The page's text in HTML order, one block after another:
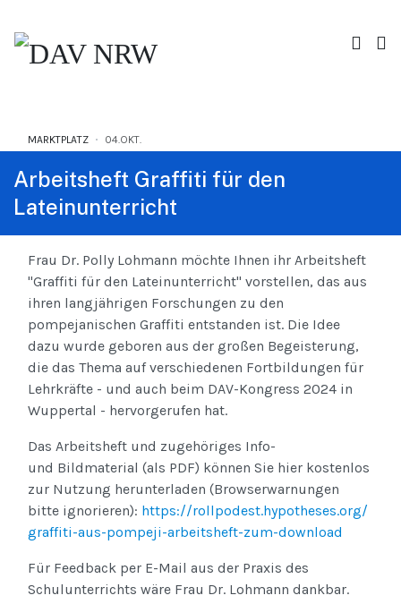
MARKTPLATZ 04.OKT.
Arbeitsheft Graffiti für den
Lateinunterricht
Frau Dr. Polly Lohmann möchte Ihnen ihr Arbeitsheft
"Graffiti für den Lateinunterricht" vorstellen, das aus
ihren langjährigen Forschungen zu den
pompejanischen Graffiti entstanden ist. Die Idee
dazu wurde geboren aus der großen Begeisterung,
die das Thema auf verschiedenen Fortbildungen für
Lehrkräfte - und auch beim DAV-Kongress 2024 in
Wuppertal - hervorgerufen hat.
Das Arbeitsheft und zugehöriges Info-
und Bildmaterial (als PDF) können Sie hier kostenlos
zur Nutzung herunterladen (Browserwarnungen
bitte ignorieren): https://rollpodest.hypotheses.org/
graffiti-aus-pompeji-arbeitsheft-zum-download
Für Feedback per E-Mail aus der Praxis des
Schulunterrichts wäre Frau Dr. Lohmann dankbar.